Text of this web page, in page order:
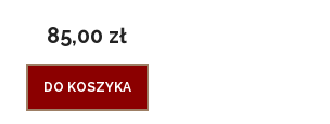
85,00 zł
DO KOSZYKA